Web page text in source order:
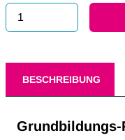
BESCHREIBUNG
Grundbildungs-